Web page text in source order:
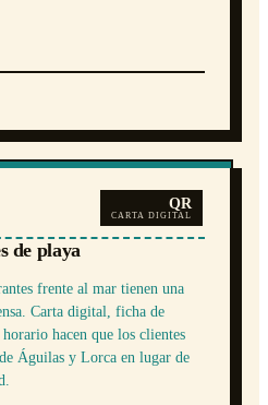
QR
CARTA DIGITAL
de playa
frente al mar tienen una
Carta digital, ficha de
hacen que los clientes
Águilas y Lorca en lugar de